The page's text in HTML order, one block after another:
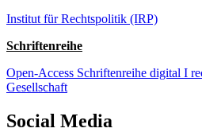
Institut für Rechtspolitik (IRP)
Schriftenreihe
Open-Access Schriftenreihe digital I
Gesellschaft
Social Media